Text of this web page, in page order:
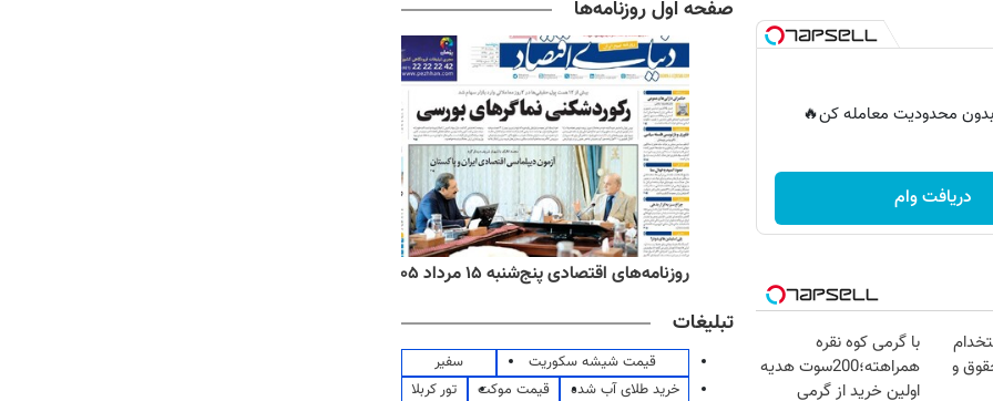
بدون محدودیت معامله کن🔥
دریافت وام
و
با گرمی کوه نقره
همراهته؛200سوت هدیه
اولین خرید از گرمی
صفحه اول روزنامه‌ها
روزنامه‌های اقتصادی پنج‌شنبه ۱۵ مرداد ۱۴۰۵
تبلیغات
قیمت شیشه سکوریت
سفیر
خرید طلای آب شده
قیمت موکت
تور کربلا